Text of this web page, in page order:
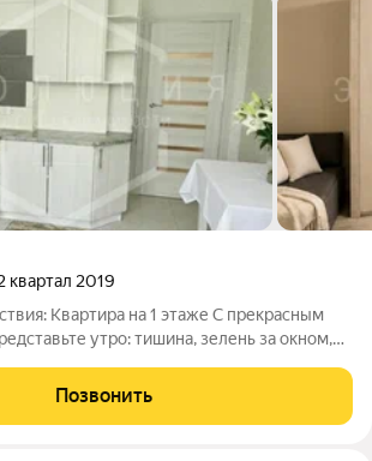
квартал 2019
Квартира на 1 этаже С прекрасным
утро: тишина, зелень за окном,
72. Это не просто жилье, а Ваша
Позвонить